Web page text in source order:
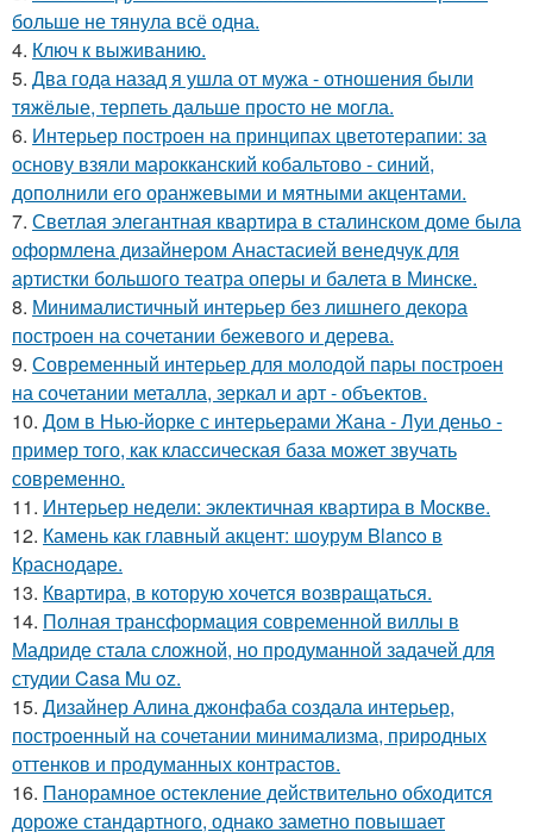
больше не тянула всё одна.
4. Ключ к выживанию.
5. Два года назад я ушла от мужа - отношения были
тяжёлые, терпеть дальше просто не могла.
6. Интерьер построен на принципах цветотерапии: за
основу взяли марокканский кобальтово - синий,
дополнили его оранжевыми и мятными акцентами.
7. Светлая элегантная квартира в сталинском доме была
оформлена дизайнером Анастасией венедчук для
артистки большого театра оперы и балета в Минске.
8. Минималистичный интерьер без лишнего декора
построен на сочетании бежевого и дерева.
9. Современный интерьер для молодой пары построен
на сочетании металла, зеркал и арт - объектов.
10. Дом в Нью-йорке с интерьерами Жана - Луи деньо -
пример того, как классическая база может звучать
современно.
11. Интерьер недели: эклектичная квартира в Москве.
12. Камень как главный акцент: шоурум Blanco в
Краснодаре.
13. Квартира, в которую хочется возвращаться.
14. Полная трансформация современной виллы в
Мадриде стала сложной, но продуманной задачей для
студии Casa Mu oz.
15. Дизайнер Алина джонфаба создала интерьер,
построенный на сочетании минимализма, природных
оттенков и продуманных контрастов.
16. Панорамное остекление действительно обходится
дороже стандартного, однако заметно повышает